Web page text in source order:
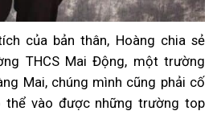
của bản thân, Hoàng chia sẻ
THCS Mai Động, một trường
Mai, chúng mình cũng phải cố
thể vào được những trường top